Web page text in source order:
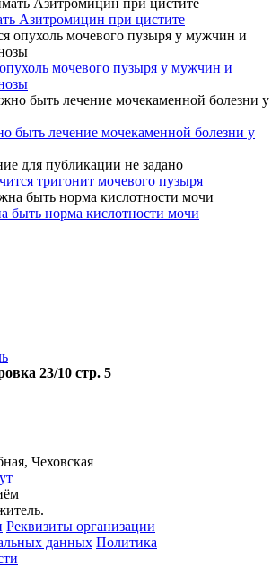
Азитромицин при цистите
мочевого пузыря у мужчин и
быть лечение мочекаменной болезни у
тригонит мочевого пузыря
быть норма кислотности мочи
23/10 стр. 5
Чеховская
Реквизиты организации
данных Политика